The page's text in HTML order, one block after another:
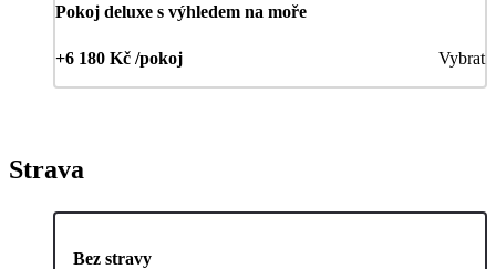
Pokoj deluxe s výhledem na moře
+6 180 Kč /pokoj Vybrat
Strava
Bez stravy